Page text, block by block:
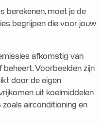
berekenen, moet je de
begrijpen die voor jouw
afkomstig van
Voorbeelden zijn
door de eigen
uit koelmiddelen
airconditioning en